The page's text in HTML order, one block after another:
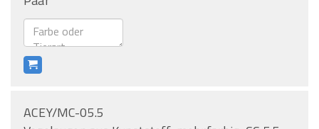
ACEY/MC-05.5